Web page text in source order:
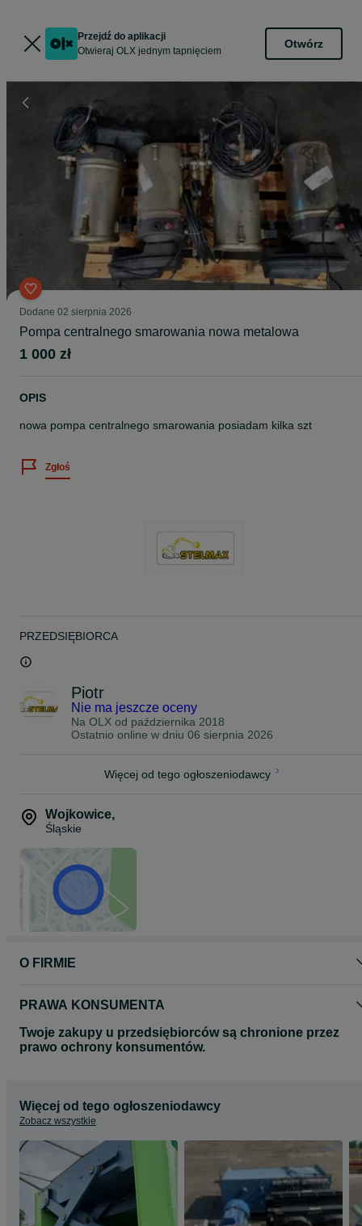
Przejdź do aplikacji
Otwieraj OLX jednym tapnięciem
Otwórz
Dodane 02 sierpnia 2026
Pompa centralnego smarowania nowa metalowa
1 000 zł
OPIS
nowa pompa centralnego smarowania posiadam kilka szt
Zgłoś
PRZEDSIĘBIORCA
Piotr
Nie ma jeszcze oceny
Na OLX od października 2018
Ostatnio online w dniu 06 sierpnia 2026
Więcej od tego ogłoszeniodawcy
Wojkowice,
Śląskie
O FIRMIE
PRAWA KONSUMENTA
Twoje zakupy u przedsiębiorców są chronione przez
prawo ochrony konsumentów.
Więcej od tego ogłoszeniodawcy
Zobacz wszystkie